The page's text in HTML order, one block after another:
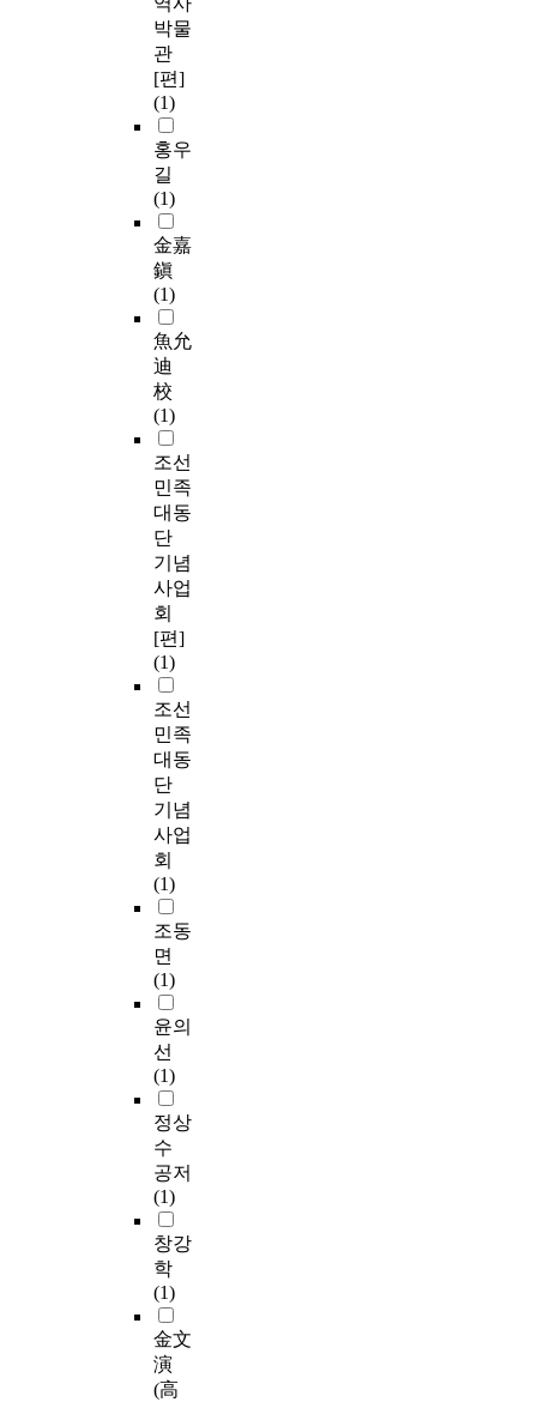
박물
관
[편]
(1)
홍우
길
(1)
金嘉
鎭
(1)
魚允
迪
校
(1)
조선
민족
대동
단
기념
사업
회
[편]
(1)
조선
민족
대동
단
기념
사업
회
(1)
조동
면
(1)
윤의
선
(1)
정상
수
공저
(1)
창강
학
(1)
金文
演
(高